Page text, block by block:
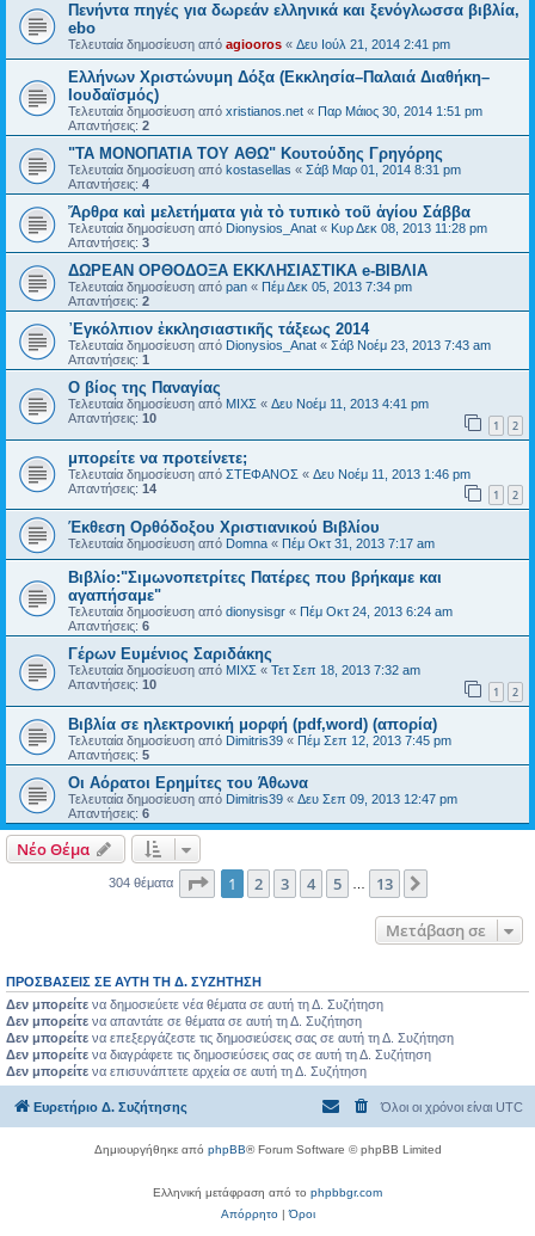
Πενήντα πηγές για δωρεάν ελληνικά και ξενόγλωσσα βιβλία,
ebo
Τελευταία δημοσίευση από agiooros « Δευ Ιούλ 21, 2014 2:41 pm
Ελλήνων Χριστώνυμη Δόξα (Εκκλησία–Παλαιά Διαθήκη–
Ιουδαϊσμός)
Τελευταία δημοσίευση από xristianos.net « Παρ Μάιος 30, 2014 1:51 pm
Απαντήσεις: 2
"ΤΑ ΜΟΝΟΠΑΤΙΑ ΤΟΥ ΑΘΩ" Κουτούδης Γρηγόρης
Τελευταία δημοσίευση από kostasellas « Σάβ Μαρ 01, 2014 8:31 pm
Απαντήσεις: 4
Ἄρθρα καὶ μελετήματα γιὰ τὸ τυπικὸ τοῦ ἁγίου Σάββα
Τελευταία δημοσίευση από Dionysios_Anat « Κυρ Δεκ 08, 2013 11:28 pm
Απαντήσεις: 3
ΔΩΡΕΑΝ ΟΡΘΟΔΟΞΑ ΕΚΚΛΗΣΙΑΣΤΙΚΑ e-ΒΙΒΛΙΑ
Τελευταία δημοσίευση από pan « Πέμ Δεκ 05, 2013 7:34 pm
Απαντήσεις: 2
᾿Εγκόλπιον ἐκκλησιαστικῆς τάξεως 2014
Τελευταία δημοσίευση από Dionysios_Anat « Σάβ Νοέμ 23, 2013 7:43 am
Απαντήσεις: 1
Ο βίος της Παναγίας
Τελευταία δημοσίευση από ΜΙΧΣ « Δευ Νοέμ 11, 2013 4:41 pm
Απαντήσεις: 10 1 2
μπορείτε να προτείνετε;
Τελευταία δημοσίευση από ΣΤΕΦΑΝΟΣ « Δευ Νοέμ 11, 2013 1:46 pm
Απαντήσεις: 14 1 2
Έκθεση Ορθόδοξου Χριστιανικού Βιβλίου
Τελευταία δημοσίευση από Domna « Πέμ Οκτ 31, 2013 7:17 am
Βιβλίο:"Σιμωνοπετρίτες Πατέρες που βρήκαμε και
αγαπήσαμε"
Τελευταία δημοσίευση από dionysisgr « Πέμ Οκτ 24, 2013 6:24 am
Απαντήσεις: 6
Γέρων Ευμένιος Σαριδάκης
Τελευταία δημοσίευση από ΜΙΧΣ « Τετ Σεπ 18, 2013 7:32 am
Απαντήσεις: 10 1 2
Βιβλία σε ηλεκτρονική μορφή (pdf,word) (απορία)
Τελευταία δημοσίευση από Dimitris39 « Πέμ Σεπ 12, 2013 7:45 pm
Απαντήσεις: 5
Οι Αόρατοι Ερημίτες του Άθωνα
Τελευταία δημοσίευση από Dimitris39 « Δευ Σεπ 09, 2013 12:47 pm
Απαντήσεις: 6
Νέο Θέμα
304 θέματα Σελίδα από13
1 2 3 4 5 13
Μετάβαση σε
ΠΡΟΣΒΆΣΕΙΣ ΣΕ ΑΥΤΉ ΤΗ Δ. ΣΥΖΉΤΗΣΗ
Δεν μπορείτε να δημοσιεύετε νέα θέματα σε αυτή τη Δ. Συζήτηση
Δεν μπορείτε να απαντάτε σε θέματα σε αυτή τη Δ. Συζήτηση
Δεν μπορείτε να επεξεργάζεστε τις δημοσιεύσεις σας σε αυτή τη Δ. Συζήτηση
Δεν μπορείτε να διαγράφετε τις δημοσιεύσεις σας σε αυτή τη Δ. Συζήτηση
Δεν μπορείτε να επισυνάπτετε αρχεία σε αυτή τη Δ. Συζήτηση
Ευρετήριο Δ. Συζήτησης Όλοι οι χρόνοι είναι UTC
Δημιουργήθηκε από phpBB® Forum Software © phpBB Limited
Ελληνική μετάφραση από το phpbbgr.com
Απόρρητο|Όροι